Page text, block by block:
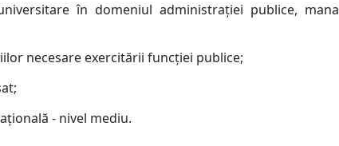
în domeniul administraţiei publice,
necesare exercitării funcţiei publice;
- nivel mediu.